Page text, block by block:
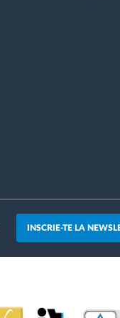
INSCRIE-TE LA